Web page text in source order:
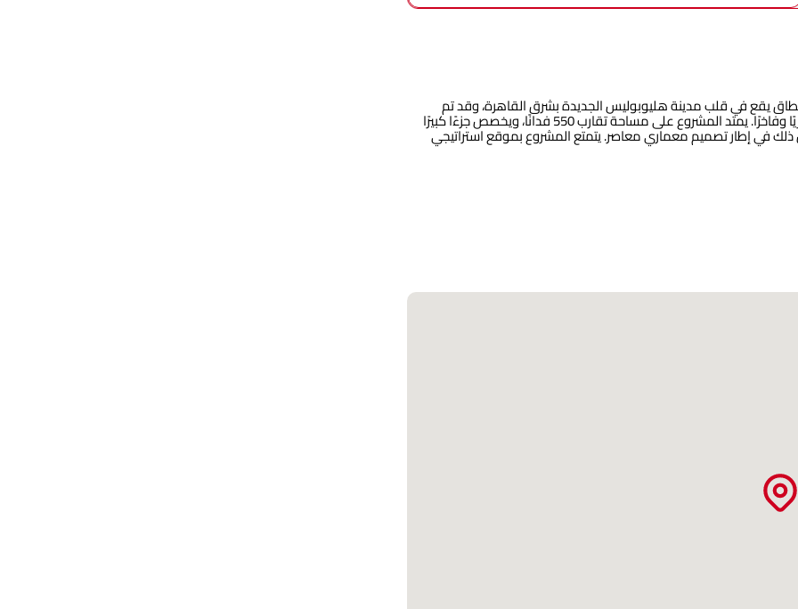
يقع في قلب مدينة هليوبوليس الجديدة بشرق القاهرة، وقد تم
تصميمه من قبل شركة مدينة مصر للإسكان والتعمير ليقدم أسلوب حياة عصريًا وفاخرًا. يمتد المشروع على مساحة تقارب 550 فدانًا، ويخصص جزءًا كبيرًا
في إطار تصميم معماري معاصر. يتمتع المشروع بموقع استراتيجي